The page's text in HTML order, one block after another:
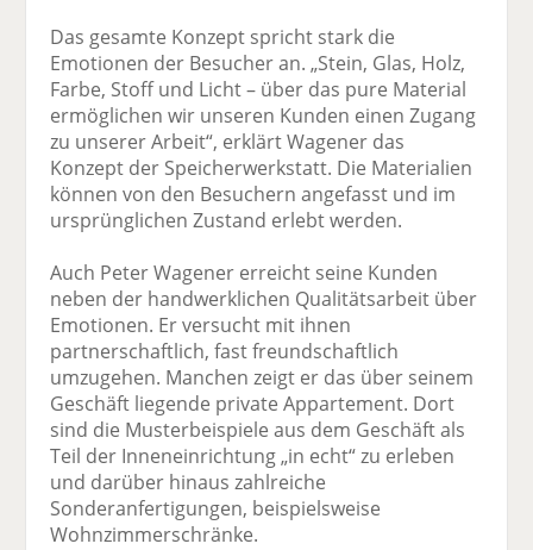
Das gesamte Konzept spricht stark die
Emotionen der Besucher an. „Stein, Glas, Holz,
Farbe, Stoff und Licht – über das pure Material
ermöglichen wir unseren Kunden einen Zugang
zu unserer Arbeit“, erklärt Wagener das
Konzept der Speicherwerkstatt. Die Materialien
können von den Besuchern angefasst und im
ursprünglichen Zustand erlebt werden.
Auch Peter Wagener erreicht seine Kunden
neben der handwerklichen Qualitätsarbeit über
Emotionen. Er versucht mit ihnen
partnerschaftlich, fast freundschaftlich
umzugehen. Manchen zeigt er das über seinem
Geschäft liegende private Appartement. Dort
sind die Musterbeispiele aus dem Geschäft als
Teil der Inneneinrichtung „in echt“ zu erleben
und darüber hinaus zahlreiche
Sonderanfertigungen, beispielsweise
Wohnzimmerschränke.